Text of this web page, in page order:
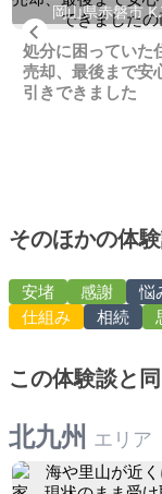
Previous
岡山県赤磐市
処分に困っていた
売却、最後まで安
引きできました
そのほかの体
安堵 感謝 悩
仕組み
相続
この体験談と
北九州 エリア